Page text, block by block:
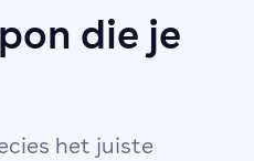
die je
het juiste